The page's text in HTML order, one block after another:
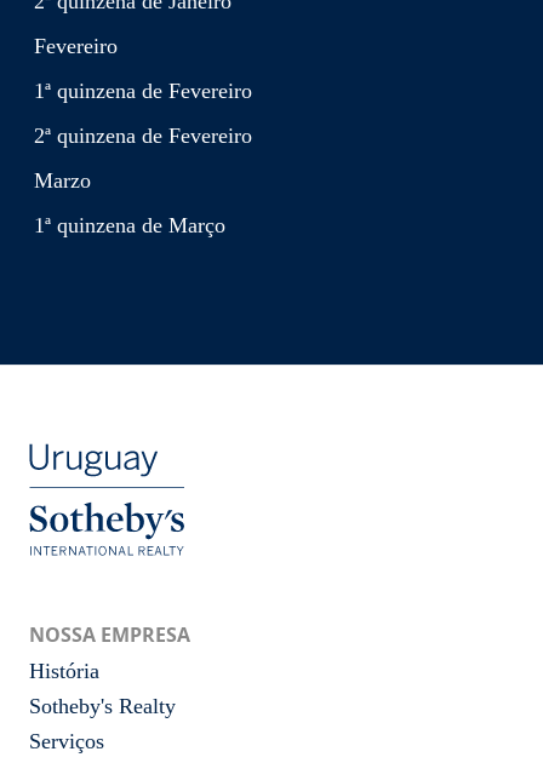
Fevereiro
1ª quinzena de Fevereiro
2ª quinzena de Fevereiro
Marzo
1ª quinzena de Março
NOSSA EMPRESA
História
Sotheby's Realty
Serviços